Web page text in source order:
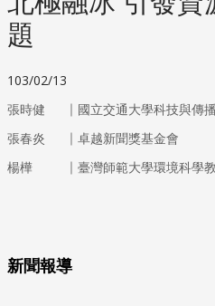
題
103/02/13
張時健 ｜ 國立交通大學科技與傳
張春炎
｜ 卓越新聞獎基金會
楊樺
｜ 臺灣師範大學環境科學
新聞報導